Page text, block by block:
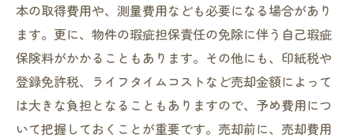
本の取得費用や、測量費用なども必要になる場合があり
ます。更に、物件の瑕疵担保責任の免除に伴う自己瑕疵
保険料がかかることもあります。その他にも、印紙税や
登録免許税、ライフタイムコストなど売却金額によって
は大きな負担となることもありますので、予め費用につ
いて把握しておくことが重要です。売却前に、売却費用